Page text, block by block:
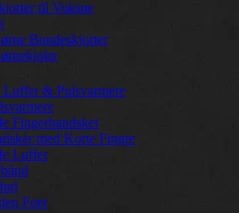
til Voksne
Bondeskjorter
Luffer & Pulsvarmere
Fingerhandsker
med Korte Fingre
Luffer
Foer